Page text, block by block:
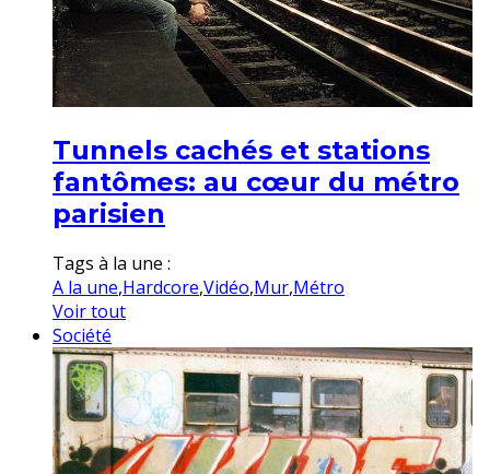
Tunnels cachés et stations
fantômes: au cœur du métro
parisien
Tags à la une :
A la une,Hardcore,Vidéo,Mur,Métro
Voir tout
Société